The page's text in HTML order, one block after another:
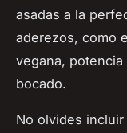
asadas a la
aderezos, como
vegana,
bocado.
No olvides